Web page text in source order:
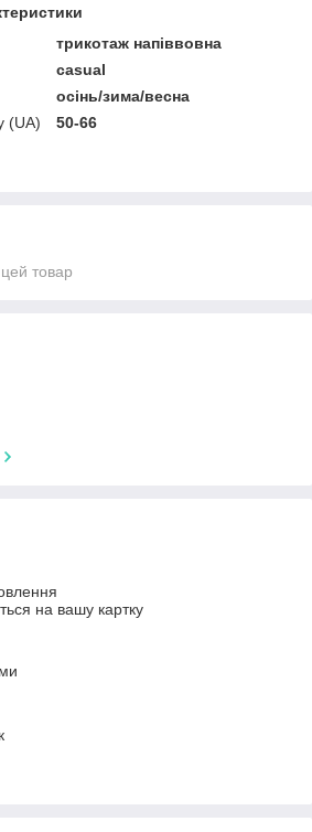
трикотаж напіввовна
casual
осінь/зима/весна
(UA)
50-66
товар
на вашу картку